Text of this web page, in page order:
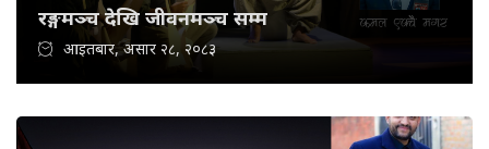
रङ्गमञ्च देखि जीवनमञ्च सम्म
आइतबार, असार २८, २०८३